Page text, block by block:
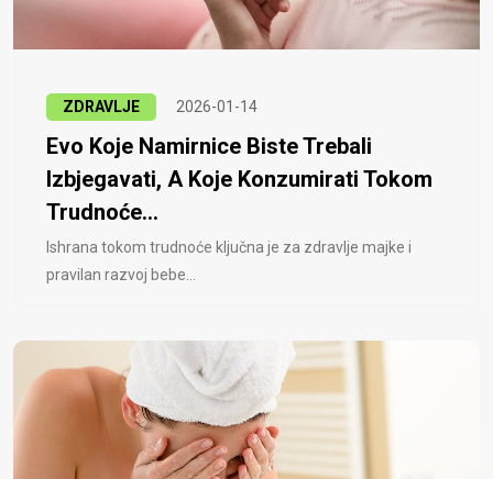
ZDRAVLJE 2026-01-14
Evo Koje Namirnice Biste Trebali
Izbjegavati, A Koje Konzumirati Tokom
Trudnoće...
Ishrana tokom trudnoće ključna je za zdravlje majke i
pravilan razvoj bebe...